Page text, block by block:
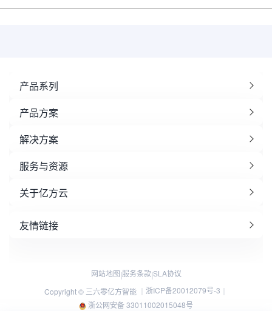
产品系列
产品方案
解决方案
服务与资源
关于亿方云
友情链接
网站地图|服务条款|SLA协议
Copyright © 三六零亿方智能 ｜ 浙ICP备20012079号-3 ｜
浙公网安备 33011002015048号